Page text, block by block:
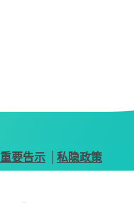
重要告示 私隐政策